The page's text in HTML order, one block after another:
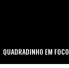
QUADRADINHO EM FOCO